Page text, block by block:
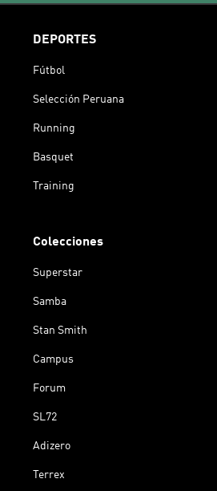
DEPORTES
Fútbol
Selección Peruana
Running
Basquet
Training
Colecciones
Superstar
Samba
Stan Smith
Campus
Forum
SL72
Adizero
Terrex